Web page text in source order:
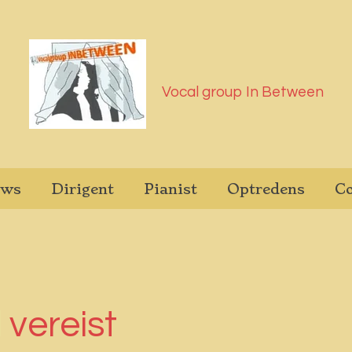
Vocal group In Between
Dirigent Pianist Optredens